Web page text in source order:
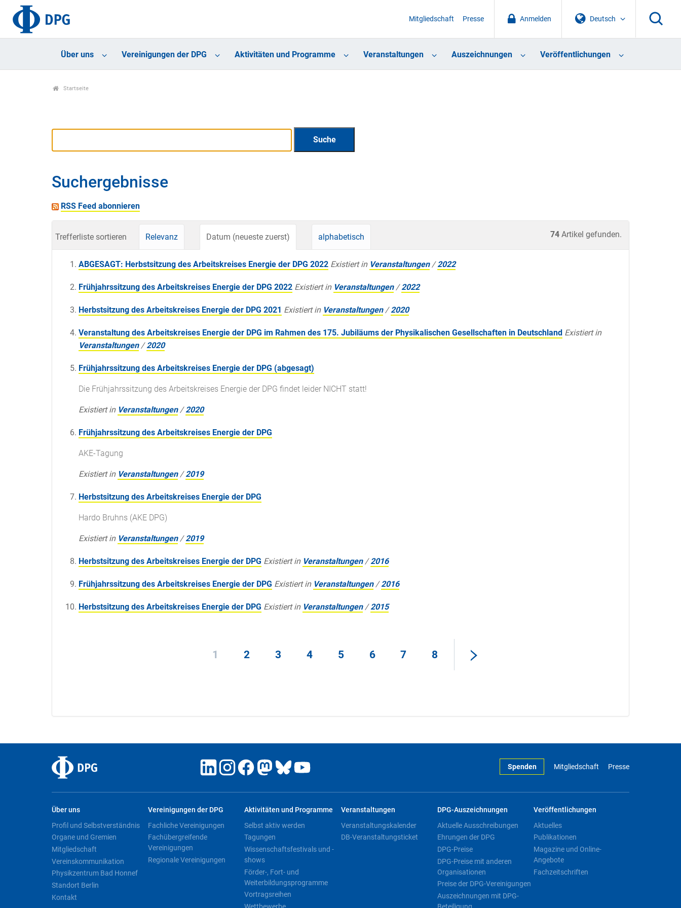
Deutsch
Anmelden
Mitgliedschaft Presse
Über uns Vereinigungen der DPG Aktivitäten und Programme Veranstaltungen Auszeichnungen Veröffentlichungen
Startseite
Suchergebnisse
RSS Feed abonnieren
74 Artikel gefunden.
Trefferliste sortieren Relevanz Datum (neueste zuerst) alphabetisch
ABGESAGT: Herbstsitzung des Arbeitskreises Energie der DPG 2022 Existiert in Veranstaltungen /2022
Frühjahrssitzung des Arbeitskreises Energie der DPG 2022 Existiert in Veranstaltungen /2022
Herbstsitzung des Arbeitskreises Energie der DPG 2021 Existiert in Veranstaltungen /2020
Veranstaltung des Arbeitskreises Energie der DPG im Rahmen des 175. Jubiläums der Physikalischen Gesellschaften in Deutschland Existiert in
Veranstaltungen /2020
Frühjahrssitzung des Arbeitskreises Energie der DPG (abgesagt)
Die Frühjahrssitzung des Arbeitskreises Energie der DPG findet leider NICHT statt!
Existiert in Veranstaltungen /2020
Frühjahrssitzung des Arbeitskreises Energie der DPG
AKE-Tagung
Existiert in Veranstaltungen /2019
Herbstsitzung des Arbeitskreises Energie der DPG
Hardo Bruhns (AKE DPG)
Existiert in Veranstaltungen /2019
Herbstsitzung des Arbeitskreises Energie der DPG Existiert in Veranstaltungen /2016
Frühjahrssitzung des Arbeitskreises Energie der DPG Existiert in Veranstaltungen /2016
Herbstsitzung des Arbeitskreises Energie der DPG Existiert in Veranstaltungen /2015
1 2 3 4 5 6 7 8
Spenden Mitgliedschaft Presse
Über uns
Profil und Selbstverständnis
Organe und Gremien
Mitgliedschaft
Vereinskommunikation
Physikzentrum Bad Honnef
Standort Berlin
Kontakt
Vereinigungen der DPG
Fachliche Vereinigungen
Fachübergreifende
Vereinigungen
Regionale Vereinigungen
Aktivitäten und Programme
Selbst aktiv werden
Tagungen
Wissenschaftsfestivals und -
shows
Förder-, Fort- und
Weiterbildungsprogramme
Vortragsreihen
Veranstaltungen
Veranstaltungskalender
DB-Veranstaltungsticket
DPG-Auszeichnungen
Aktuelle Ausschreibungen
Ehrungen der DPG
DPG-Preise
DPG-Preise mit anderen
Organisationen
Preise der DPG-Vereinigungen
Auszeichnungen mit DPG-
Veröffentlichungen
Aktuelles
Publikationen
Magazine und Online-
Angebote
Fachzeitschriften